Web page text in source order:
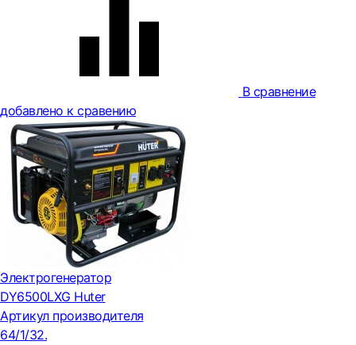
В сравнение
добавлено к сравению
Электрогенератор
DY6500LXG Huter
Артикул производителя
64/1/32.